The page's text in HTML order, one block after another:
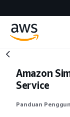
Amazon
Service
Panduan